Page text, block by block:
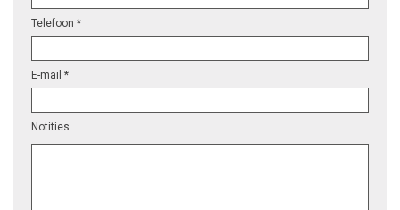
Telefoon *
E-mail *
Notities